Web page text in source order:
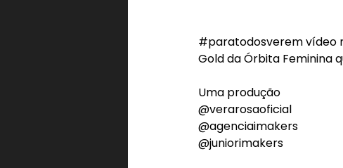
#paratodosverem vídeo
Gold da Órbita Feminina
Uma produção
@verarosaoficial
@agenciaimakers
@juniorimakers